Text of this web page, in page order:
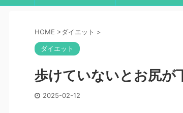
HOME >ダイエット >
ダイエット
歩けていないとお尻が
2025-02-12